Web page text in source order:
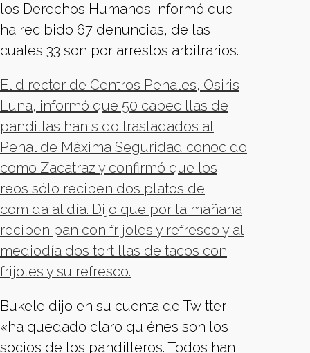
los Derechos Humanos informó que
ha recibido 67 denuncias, de las
cuales 33 son por arrestos arbitrarios.
El director de Centros Penales, Osiris
Luna, informó que 50 cabecillas de
pandillas han sido trasladados al
Penal de Máxima Seguridad conocido
como Zacatraz y confirmó que los
reos sólo reciben dos platos de
comida al día. Dijo que por la mañana
reciben pan con frijoles y refresco y al
mediodía dos tortillas de tacos con
frijoles y su refresco.
Bukele dijo en su cuenta de Twitter
«ha quedado claro quiénes son los
socios de los pandilleros. Todos han